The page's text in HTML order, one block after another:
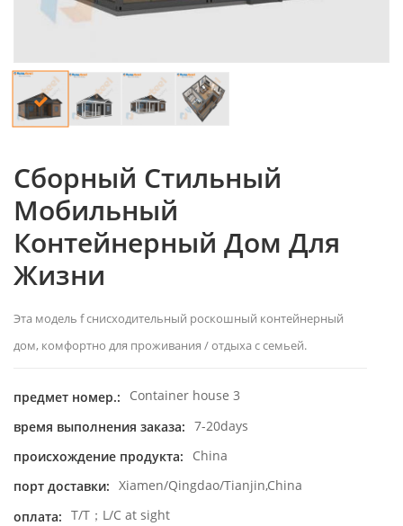
Сборный Стильный
Мобильный
Контейнерный Дом Для
Жизни
Эта модель f снисходительный роскошный контейнерный
дом, комфортно для проживания / отдыха с семьей.
предмет номер.:
Container house 3
время выполнения заказа: 7-20days
происхождение продукта:
China
порт доставки: Xiamen/Qingdao/Tianjin,China
оплата: T/T；L/C at sight